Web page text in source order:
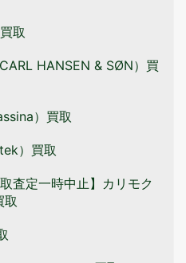
取
HANSEN & SØN）買
）買取
）買取
査定一時中止】カリモク
取